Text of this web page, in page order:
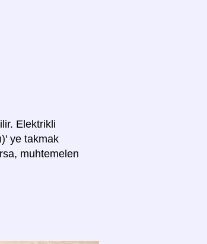
Elektrikli
ye takmak
muhtemelen